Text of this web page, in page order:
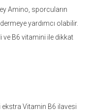
Amino, sporcuların
yardımcı olabilir.
B6 vitamini ile dikkat
Vitamin B6 ilavesi